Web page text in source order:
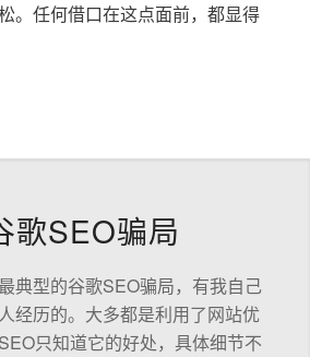
。任何借口在这点面前，都显得
歌SEO骗局
典型的谷歌SEO骗局，有我自己
经历的。大多都是利用了网站优
只知道它的好处，具体细节不